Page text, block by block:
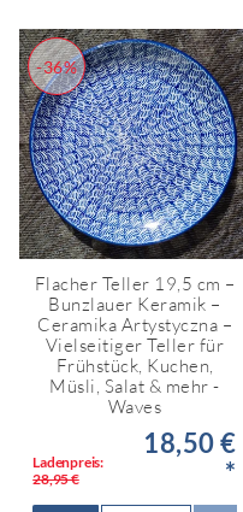
-36%
Flacher Teller 19,5 cm –
Bunzlauer Keramik –
Ceramika Artystyczna –
Vielseitiger Teller für
Frühstück, Kuchen,
Müsli, Salat & mehr -
Waves
Ladenpreis:
28,95 €
18,50 €
*